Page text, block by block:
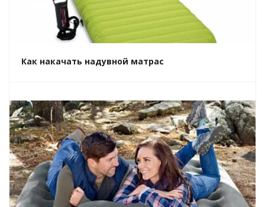
Как накачать надувной матрас